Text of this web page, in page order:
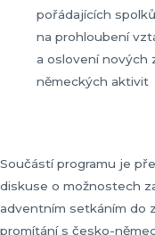
pořádajících
na prohloubení
a oslovení nových
německých aktivit
Součástí programu je
diskuse o možnostech
adventním setkáním do
promítání s česko-